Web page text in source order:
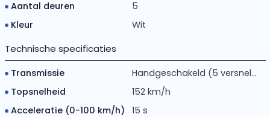
Aantal deuren
5
Kleur
Wit
Technische specificaties
Transmissie
Handgeschakeld (5 versnel...
Topsnelheid
152 km/h
Acceleratie (0-100 km/h)
15 s